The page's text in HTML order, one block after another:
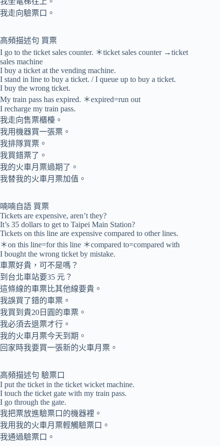
我走向驗票口。
高頻描述句 買票
I go to the ticket sales counter. ＊ticket sales counter →ticket
sales machine
I buy a ticket at the vending machine.
I stand in line to buy a ticket. / I queue up to buy a ticket.
I buy the wrong ticket.
My train pass has expired. ＊expired=run out
I recharge my train pass.
我走向售票櫃檯。
我用機器買一張票。
我排隊買票。
我買錯票了。
我的火車月票過期了。
我替我的火車月票加值。
喃喃自語 買票
Tickets are expensive, aren’t they?
It’s 35 dollars to get to Taipei Main Station?
Tickets on this line are expensive compared to other lines.
＊on this line=for this line ＊compared to=compared with
I bought the wrong ticket by mistake.
車票好貴，可不是嗎？
到台北車站要35 元？
這條線的車票比其他線要貴。
我誤買了錯的車票。
我買到貴20日圓的車票。
我必須去退票才行。
我的火車月票今天到期。
回家時我要買一張新的火車月票。
高頻描述句 驗票口
I put the ticket in the ticket wicket machine.
I touch the ticket gate with my train pass.
I go through the gate.
我把票放進驗票口的機器裡。
我用我的火車月票輕觸驗票口。
我通過驗票口。